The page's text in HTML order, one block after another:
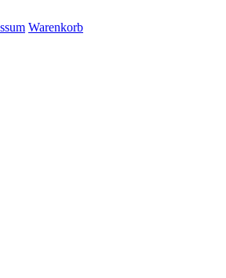
Warenkorb